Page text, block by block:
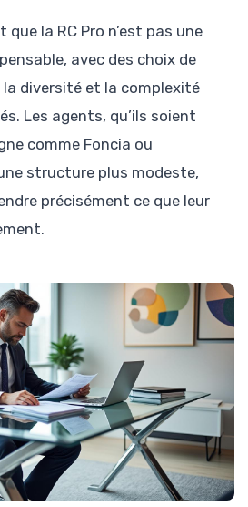
la RC Pro n’est pas une
avec des choix de
diversité et la complexité
Les agents, qu’ils soient
comme Foncia ou
structure plus modeste,
précisément ce que leur